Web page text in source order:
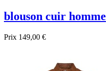
blouson cuir homme
Prix 149,00 €